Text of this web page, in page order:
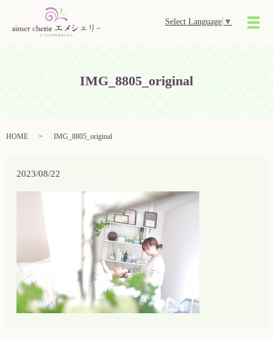
Select Language ▼
メ
IMG_8805_original
HOME IMG_8805_original
2023/08/22